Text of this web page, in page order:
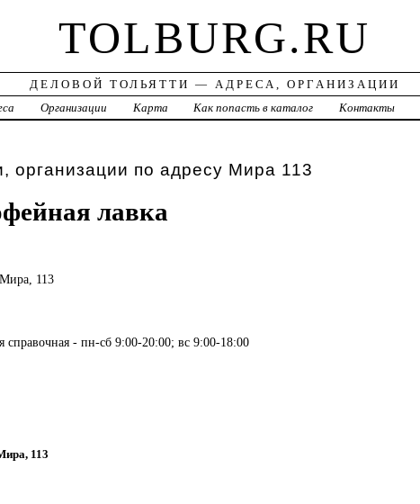
TOLBURG.RU
ДЕЛОВОЙ ТОЛЬЯТТИ — АДРЕСА, ОРГАНИЗАЦИИ
Организации Карта Как попасть в каталог Контакты
организации по адресу Мира 113
лавка
113
справочная - пн-сб 9:00-20:00; вс 9:00-18:00
113